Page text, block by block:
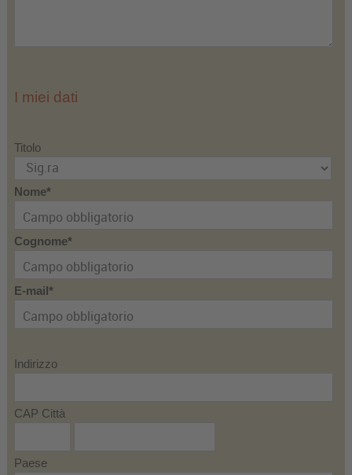
I miei dati
Titolo
Nome
Cognome
E-mail
Indirizzo
CAP Città
Paese